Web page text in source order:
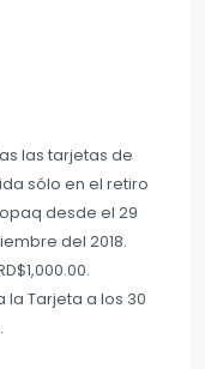
las tarjetas de
sólo en el retiro
desde el 29
del 2018.
Tarjeta a los 30